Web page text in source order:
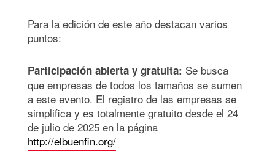
Para la edición de este año destacan varios
puntos:
Participación abierta y gratuita: Se busca
que empresas de todos los tamaños se sumen
a este evento. El registro de las empresas se
simplifica y es totalmente gratuito desde el 24
de julio de 2025 en la página
http://elbuenfin.org/